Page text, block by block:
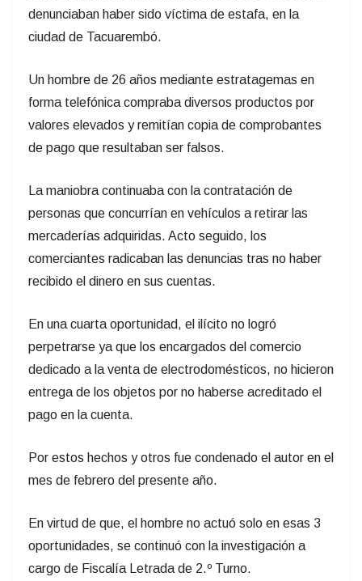
denunciaban haber sido víctima de estafa, en la
ciudad de Tacuarembó.
Un hombre de 26 años mediante estratagemas en
forma telefónica compraba diversos productos por
valores elevados y remitían copia de comprobantes
de pago que resultaban ser falsos.
La maniobra continuaba con la contratación de
personas que concurrían en vehículos a retirar las
mercaderías adquiridas. Acto seguido, los
comerciantes radicaban las denuncias tras no haber
recibido el dinero en sus cuentas.
En una cuarta oportunidad, el ilícito no logró
perpetrarse ya que los encargados del comercio
dedicado a la venta de electrodomésticos, no hicieron
entrega de los objetos por no haberse acreditado el
pago en la cuenta.
Por estos hechos y otros fue condenado el autor en el
mes de febrero del presente año.
En virtud de que, el hombre no actuó solo en esas 3
oportunidades, se continuó con la investigación a
cargo de Fiscalía Letrada de 2.º Turno.